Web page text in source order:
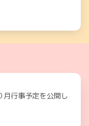
月行事予定を公開し